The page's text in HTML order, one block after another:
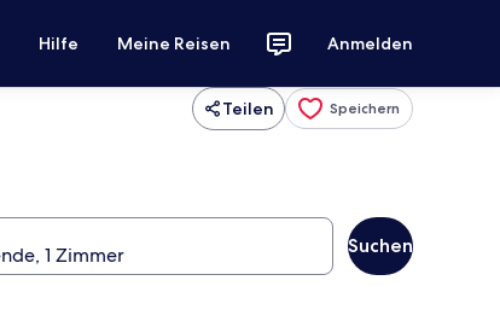
Hilfe Meine Reisen Anmelden
Teilen Speichern
Suchen